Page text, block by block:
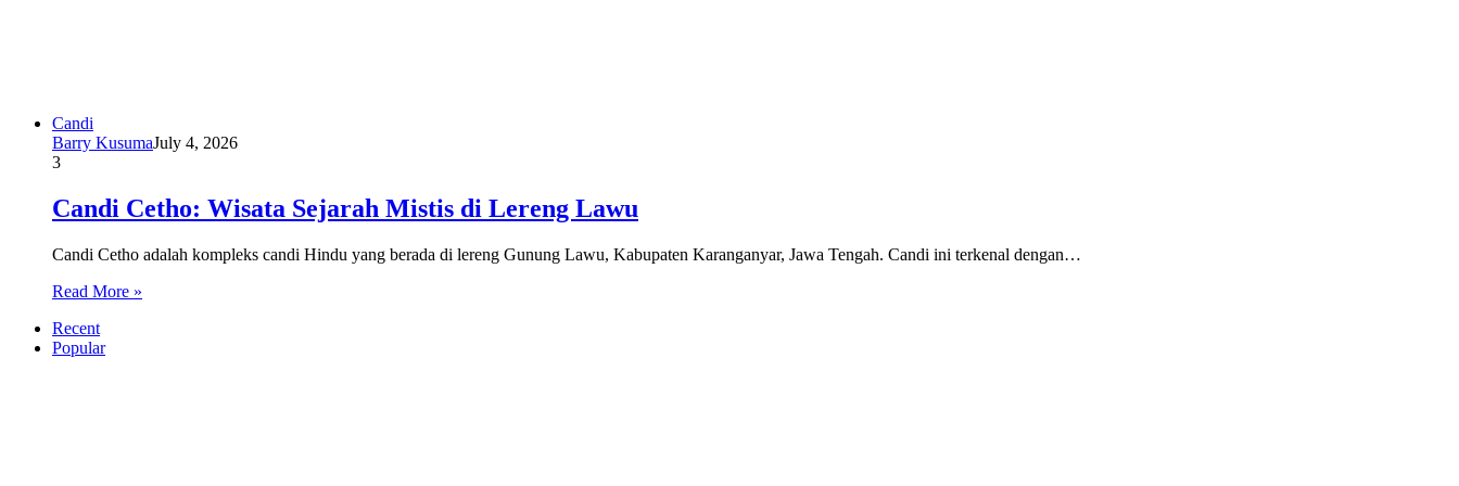
Candi
Barry KusumaJuly 4, 2026
3
Candi Cetho: Wisata Sejarah Mistis di Lereng Lawu
Candi Cetho adalah kompleks candi Hindu yang berada di lereng Gunung Lawu, Kabupaten Karanganyar, Jawa Tengah. Candi ini terkenal dengan…
Read More »
Recent
Popular